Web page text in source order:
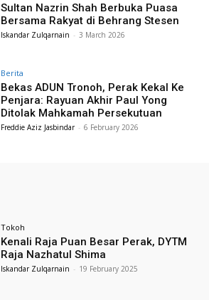
Sultan Nazrin Shah Berbuka Puasa
Bersama Rakyat di Behrang Stesen
Iskandar Zulqarnain - 3 March 2026
Berita
Bekas ADUN Tronoh, Perak Kekal Ke
Penjara: Rayuan Akhir Paul Yong
Ditolak Mahkamah Persekutuan
Freddie Aziz Jasbindar - 6 February 2026
Tokoh
Kenali Raja Puan Besar Perak, DYTM
Raja Nazhatul Shima
Iskandar Zulqarnain - 19 February 2025